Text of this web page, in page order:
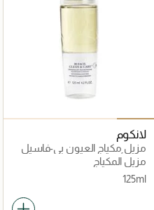
لانكوم
مزيل مكياج العيون بي-فاسيل
كلين أند كير 125مل
مزيل المكياج
125ml